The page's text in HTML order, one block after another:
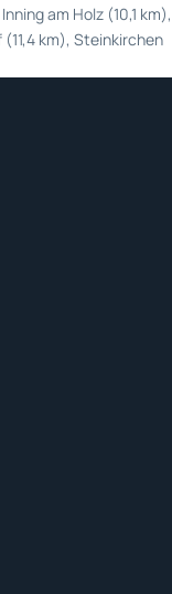
am Holz (10,1 km),
km), Steinkirchen